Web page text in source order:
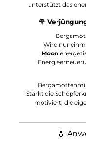
unterstützt das
🌹
Wird nur
Moon
Stärkt die
motiviert, die
💧